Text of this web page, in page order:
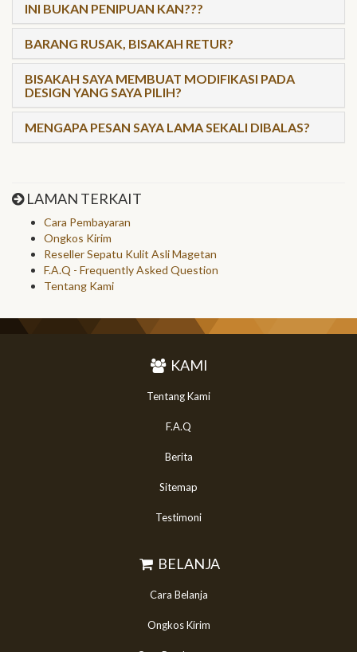
INI BUKAN PENIPUAN KAN???
BARANG RUSAK, BISAKAH RETUR?
BISAKAH SAYA MEMBUAT MODIFIKASI PADA
DESIGN YANG SAYA PILIH?
MENGAPA PESAN SAYA LAMA SEKALI DIBALAS?
LAMAN TERKAIT
Cara Pembayaran
Ongkos Kirim
Reseller Sepatu Kulit Asli Magetan
F.A.Q - Frequently Asked Question
Tentang Kami
KAMI
Tentang Kami
F.A.Q
Berita
Sitemap
Testimoni
BELANJA
Cara Belanja
Ongkos Kirim